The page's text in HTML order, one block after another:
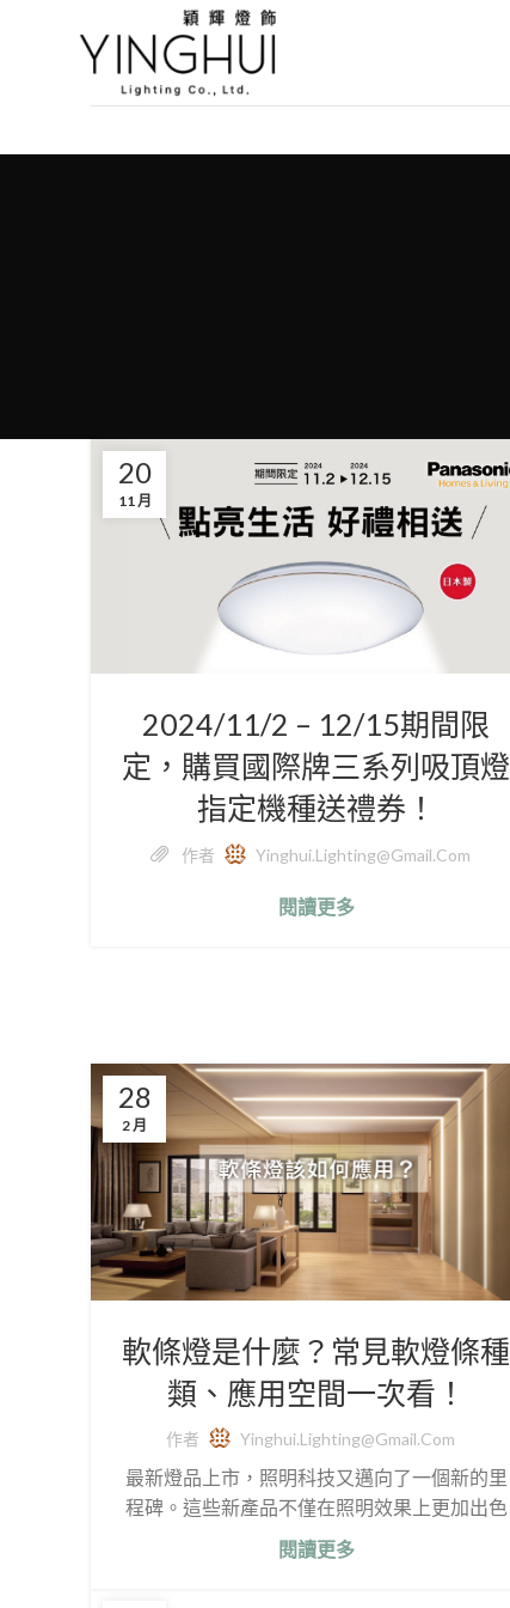
20
11 月
2024/11/2 – 12/15期間限
定，購買國際牌三系列吸頂燈
指定機種送禮券！
作者 Yinghui.lighting@gmail.com
閱讀更多
28
2 月
軟條燈是什麼？常見軟燈條種
類、應用空間一次看！
作者 Yinghui.lighting@gmail.com
最新燈品上市，照明科技又邁向了一個新的里
程碑。這些新產品不僅在照明效果上更加出色
閱讀更多